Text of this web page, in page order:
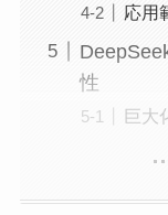
応用
性
巨大